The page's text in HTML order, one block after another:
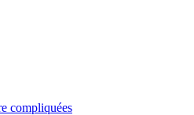
compliquées